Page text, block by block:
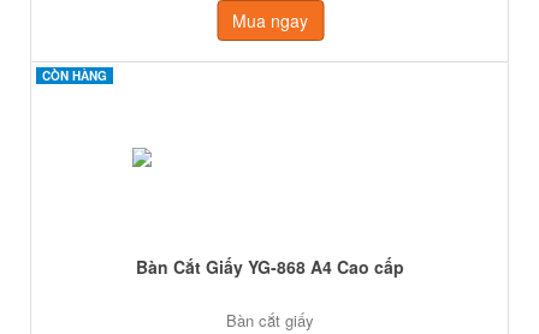
Mua ngay
CÒN HÀNG
CÒN HÀNG
Bàn Cắt Giấy YG-868 A4 Cao cấp
Bàn cắt giấy